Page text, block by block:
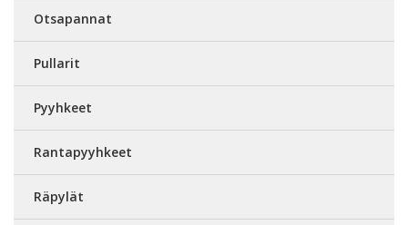
Otsapannat
Pullarit
Pyyhkeet
Rantapyyhkeet
Räpylät